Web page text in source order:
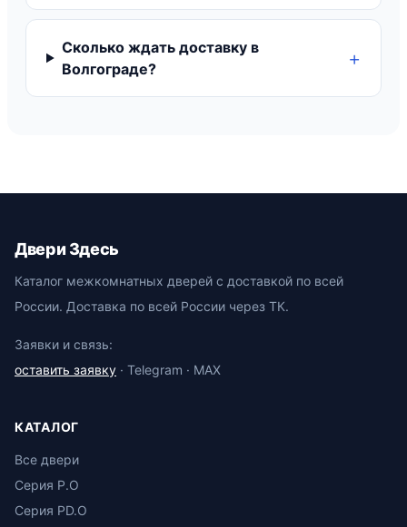
Сколько ждать доставку в
Волгограде?
Двери Здесь
Каталог межкомнатных дверей с доставкой по всей
России. Доставка по всей России через ТК.
Заявки и связь:
оставить заявку · Telegram · MAX
КАТАЛОГ
Все двери
Серия P.O
Серия PD.O